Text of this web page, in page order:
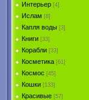
Интерьер [4]
Ислам [8]
Капля воды [3]
Книги [33]
Корабли [33]
Косметика [61]
Космос [45]
Кошки [133]
Красивые [57]